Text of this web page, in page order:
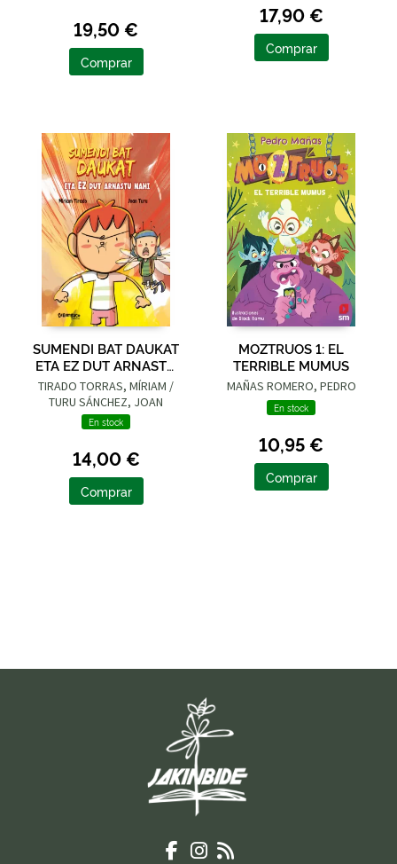
19,50 €
Comprar
17,90 €
Comprar
SUMENDI BAT DAUKAT
ETA EZ DUT ARNASTU
NAHI
TIRADO TORRAS, MÍRIAM /
TURU SÁNCHEZ, JOAN
En stock
14,00 €
Comprar
MOZTRUOS 1: EL
TERRIBLE MUMUS
MAÑAS ROMERO, PEDRO
En stock
10,95 €
Comprar